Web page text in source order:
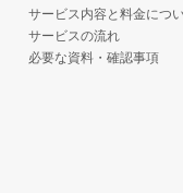
の案件一覧
の案件一覧
ックの居抜き売却物件
の案件一覧
の案件一覧
件の案件一覧
サービス内容と料金につ
サービスの流れ
必要な資料・確認事項